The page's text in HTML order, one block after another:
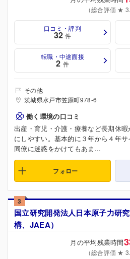
（総合評価 ★
口コミ・評判
32 件
転職・中途面接
2 件
その他
茨城県水戸市笠原町978-6
働く環境の口コミ
出産・育児・介護・療養など長期休
にしやすい。基本的に３年から４年サ
同僚に迷惑をかけてもあま...
フォロー
3
国立研究開発法人日本原子力研
構、JAEA）
月の平均残業時間
（総合評価 ★